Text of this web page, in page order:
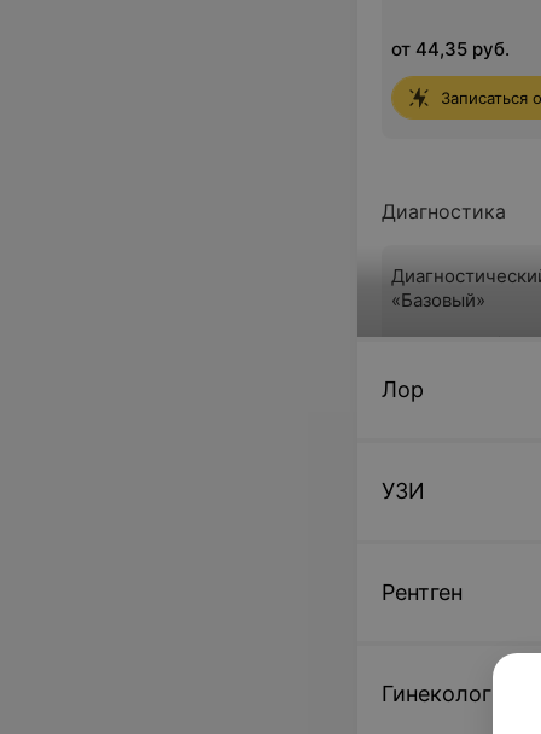
от 44,35 руб.
Записаться
Диагностика
«Базовый»
от 61,60 руб.
Подбор очков
Записаться
Лор
УЗИ
Рентген
Гинекология